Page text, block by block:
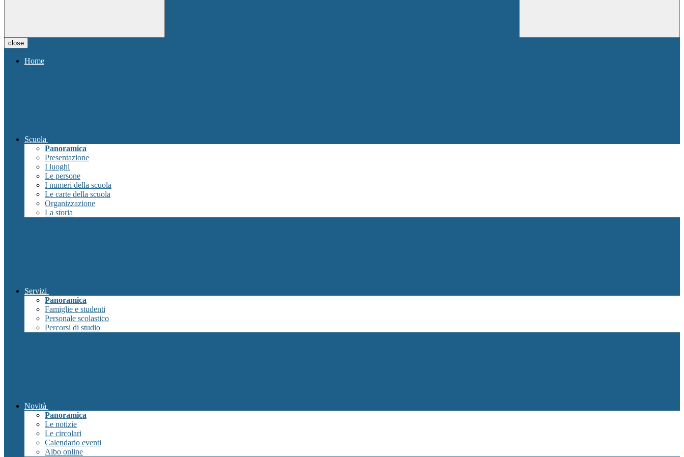
close
Home
Scuola
Panoramica
Presentazione
I luoghi
Le persone
I numeri della scuola
Le carte della scuola
Organizzazione
La storia
Servizi
Panoramica
Famiglie e studenti
Personale scolastico
Percorsi di studio
Novità
Panoramica
Le notizie
Le circolari
Calendario eventi
Albo online